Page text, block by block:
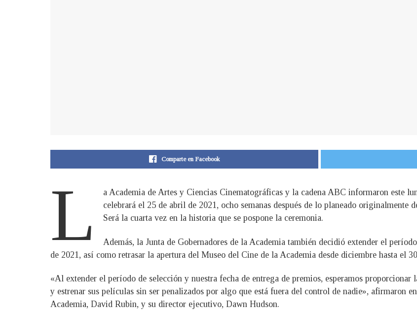
Comparte en Facebook
L
a Academia de Artes y Ciencias Cinematográficas y la cadena ABC informaron este
celebrará el 25 de abril de 2021, ocho semanas después de lo planeado
Será la cuarta vez en la historia que se pospone la ceremonia.
Además, la Junta de Gobernadores de la Academia también decidió extender el
de 2021, así como retrasar la apertura del Museo del Cine de la Academia desde diciembre hasta el
«Al extender el período de selección y nuestra fecha de entrega de premios, esperamos
y estrenar sus películas sin ser penalizados por algo que está fuera del control de nadie», afirmaron
Academia, David Rubin, y su director ejecutivo, Dawn Hudson.